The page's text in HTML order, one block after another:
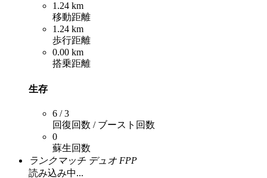
1.24 km
移動距離
1.24 km
歩行距離
0.00 km
搭乗距離
生存
6 / 3
回復回数 / ブースト回数
0
蘇生回数
ランクマッチ デュオ FPP
読み込み中...